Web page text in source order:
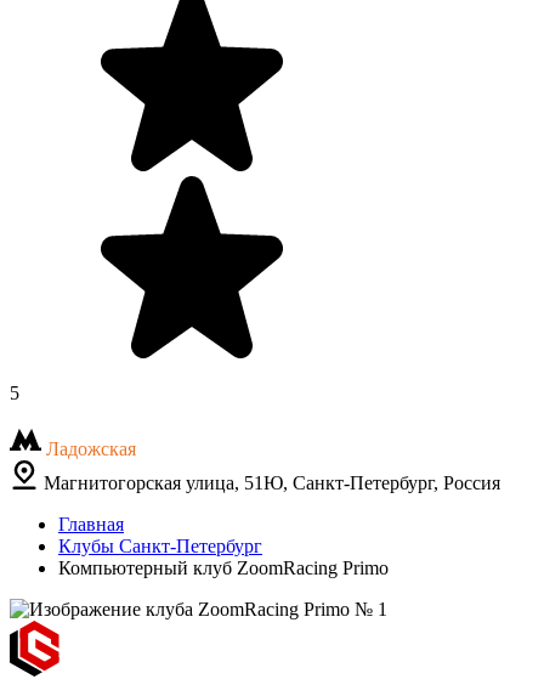
5
Ладожская
Магнитогорская улица, 51Ю, Санкт-Петербург, Россия
Главная
Клубы Санкт-Петербург
Компьютерный клуб ZoomRacing Primo